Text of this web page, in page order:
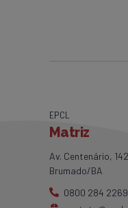
EPCL
Matriz
Av. Centenário,
Brumado/BA
0800 284 2269